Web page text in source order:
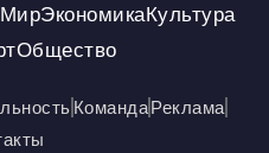
МирЭкономикаКультура
Общество
КомандаРеклама